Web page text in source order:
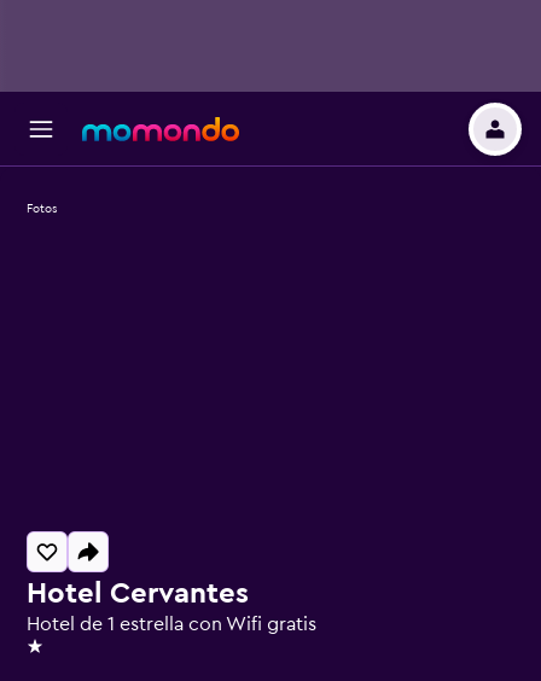
Hotel Cervantes
Hotel de 1 estrella con Wifi gratis
1 estrella
Fotos